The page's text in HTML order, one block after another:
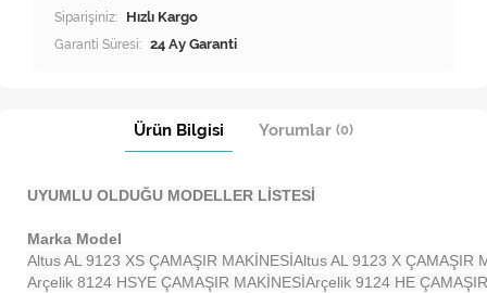
Siparişiniz: Hızlı Kargo
Garanti Süresi: 24 Ay Garanti
Ürün Bilgisi Yorumlar (0)
UYUMLU OLDUĞU MODELLER LİSTESİ
Marka Model
Altus AL 9123 XS ÇAMAŞIR MAKİNESİAltus AL 9123 X ÇAMAŞIR
Arçelik 8124 HSYE ÇAMAŞIR MAKİNESİArçelik 9124 HE